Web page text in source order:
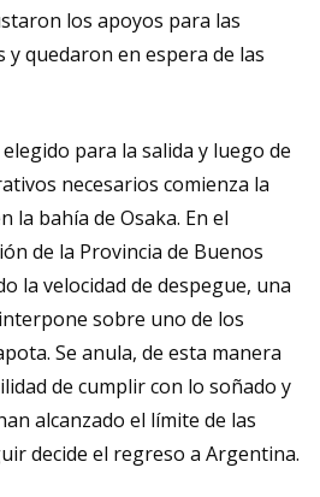
los apoyos para las
quedaron en espera de las
para la salida y luego de
necesarios comienza la
la bahía de Osaka. En el
de la Provincia de Buenos
la velocidad de despegue, una
sobre uno de los
Se anula, de esta manera
de cumplir con lo soñado y
alcanzado el límite de las
decide el regreso a Argentina.